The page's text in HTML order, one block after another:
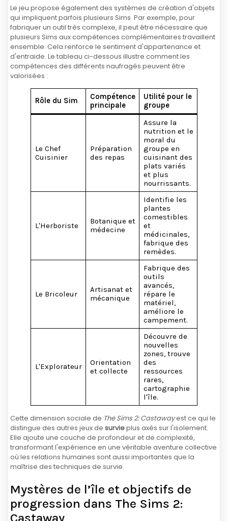
Le jeu propose également des systèmes de création d'objets
qui impliquent parfois plusieurs Sims. Par exemple, pour
fabriquer un outil très complexe, il peut être nécessaire que
plusieurs Sims aux compétences complémentaires travaillent
ensemble. Cela renforce le sentiment d'appartenance et
d'entraide. Le tableau ci-dessous illustre comment les
compétences des différents naufragés peuvent être
valorisées :
Rôle du Sim
Compétence
principale
Utilité pour le
groupe
Le Chef
Cuisinier
Préparation
des repas
Assure la
nutrition et le
moral du
groupe en
cuisinant des
plats variés
et plus
nourrissants.
L'Herboriste
Botanique et
médecine
Identifie les
plantes
comestibles
et
médicinales,
fabrique des
remèdes.
Le Bricoleur
Artisanat et
mécanique
Fabrique des
outils
avancés,
répare le
matériel,
améliore le
campement.
L'Explorateur
Orientation
et collecte
Découvre de
nouvelles
zones, trouve
des
ressources
rares,
cartographie
l'île.
Cette dimension sociale de The Sims 2: Castawayest ce qui le
distingue des autres jeux de survieplus axés sur l'isolement.
Elle ajoute une couche de profondeur et de complexité,
transformant l'expérience en une véritable aventure collective
où les relations humaines sont aussi importantes que la
maîtrise des techniques de survie.
Mystères de l’île et objectifs de
progression dans The Sims 2:
Castaway